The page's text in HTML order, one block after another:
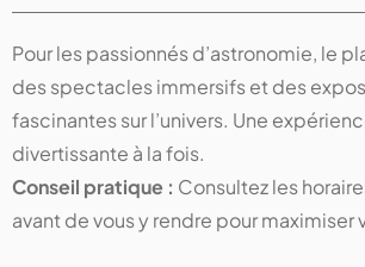
Pour les passionnés d’astronomie, le
des spectacles immersifs et des
fascinantes sur l’univers. Une
divertissante à la fois.
Conseil pratique : Consultez les
avant de vous y rendre pour maximiser